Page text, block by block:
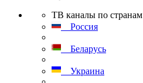
ТВ каналы по странам
Россия
Беларусь
Украина